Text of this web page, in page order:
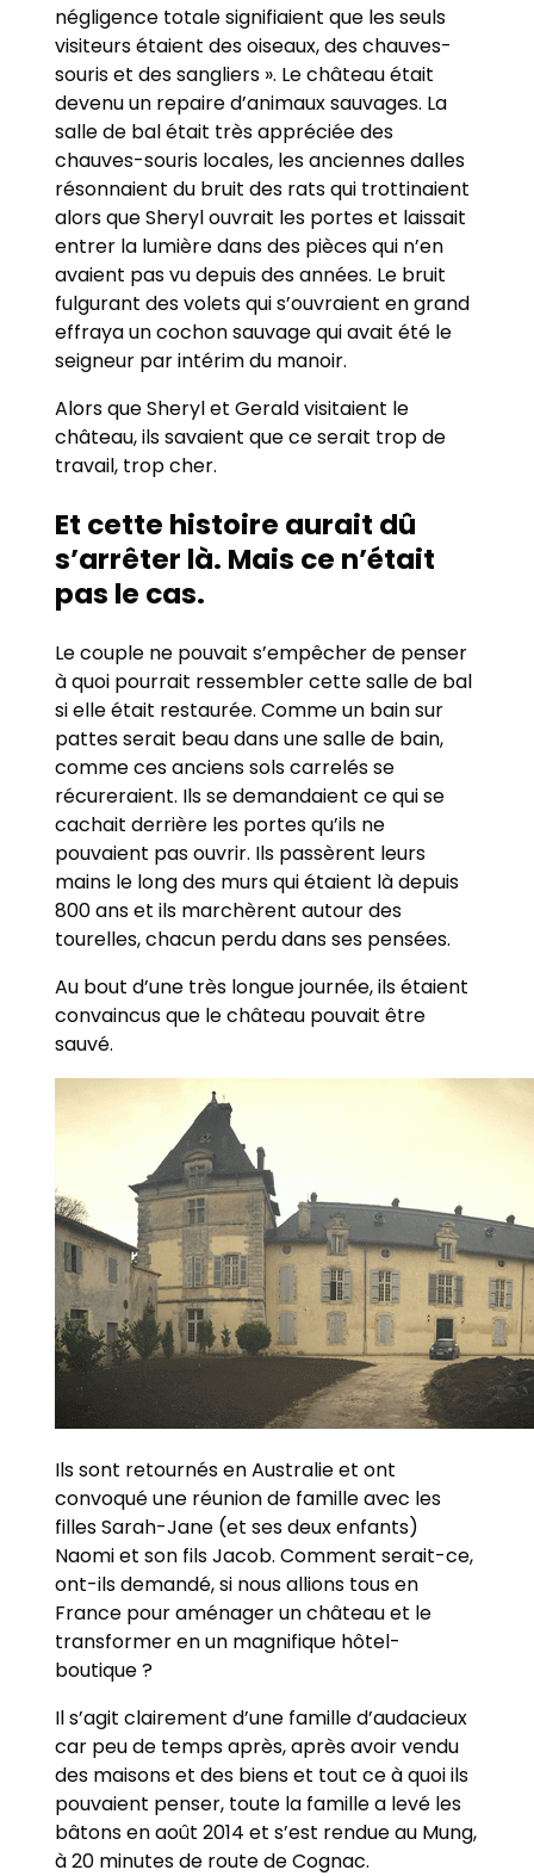
négligence totale signifiaient que les seuls
visiteurs étaient des oiseaux, des chauves-
souris et des sangliers ». Le château était
devenu un repaire d’animaux sauvages. La
salle de bal était très appréciée des
chauves-souris locales, les anciennes dalles
résonnaient du bruit des rats qui trottinaient
alors que Sheryl ouvrait les portes et laissait
entrer la lumière dans des pièces qui n’en
avaient pas vu depuis des années. Le bruit
fulgurant des volets qui s’ouvraient en grand
effraya un cochon sauvage qui avait été le
seigneur par intérim du manoir.
Alors que Sheryl et Gerald visitaient le
château, ils savaient que ce serait trop de
travail, trop cher.
Et cette histoire aurait dû
s’arrêter là. Mais ce n’était
pas le cas.
Le couple ne pouvait s’empêcher de penser
à quoi pourrait ressembler cette salle de bal
si elle était restaurée. Comme un bain sur
pattes serait beau dans une salle de bain,
comme ces anciens sols carrelés se
récureraient. Ils se demandaient ce qui se
cachait derrière les portes qu’ils ne
pouvaient pas ouvrir. Ils passèrent leurs
mains le long des murs qui étaient là depuis
800 ans et ils marchèrent autour des
tourelles, chacun perdu dans ses pensées.
Au bout d’une très longue journée, ils étaient
convaincus que le château pouvait être
sauvé.
Ils sont retournés en Australie et ont
convoqué une réunion de famille avec les
filles Sarah-Jane (et ses deux enfants)
Naomi et son fils Jacob. Comment serait-ce,
ont-ils demandé, si nous allions tous en
France pour aménager un château et le
transformer en un magnifique hôtel-
boutique ?
Il s’agit clairement d’une famille d’audacieux
car peu de temps après, après avoir vendu
des maisons et des biens et tout ce à quoi ils
pouvaient penser, toute la famille a levé les
bâtons en août 2014 et s’est rendue au Mung,
à 20 minutes de route de Cognac.